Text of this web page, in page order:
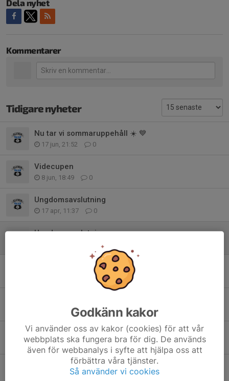
Dela nyhet
Kommentarer
Tidigare nyheter
Nu tar vi sommaruppehåll ☀️ 💙
17 jun, 21:52 0
Videcupen
8 jun, 18:49 0
Ungdomsavslutning
17 apr, 11:37 0
Ungdomsavslutning
4
31 okt 2025 0
Allmän info
21 okt 2025 0
Försäljning av chips
10 okt 2025 4
Godkänn kakor
Vi använder oss av kakor (cookies) för att vår
webbplats ska fungera bra för dig. De används
även för webbanalys i syfte att hjälpa oss att
förbättra våra tjänster.
Så använder vi cookies